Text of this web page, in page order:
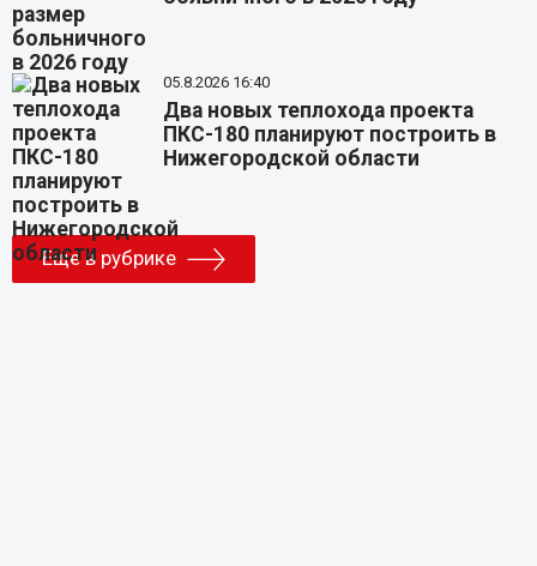
05.8.2026 16:40
Два новых теплохода проекта
ПКС-180 планируют построить в
Нижегородской области
Еще в рубрике